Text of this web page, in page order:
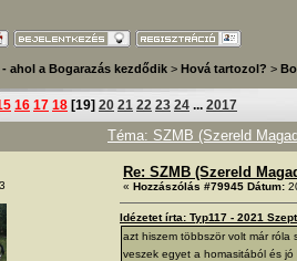
ahol a Bogarazás kezdődik > Hová tartozol? >
16 17 18 [19] 20 21 22 23 24 ... 2017
Téma: SZMB (Szereld
Re: SZMB (Szereld
« Hozzászólás #79945 Dátum:
Idézetet írta: Typ117 - 2021
azt hiszem többször volt már
veszek egyet a homasitából és jó